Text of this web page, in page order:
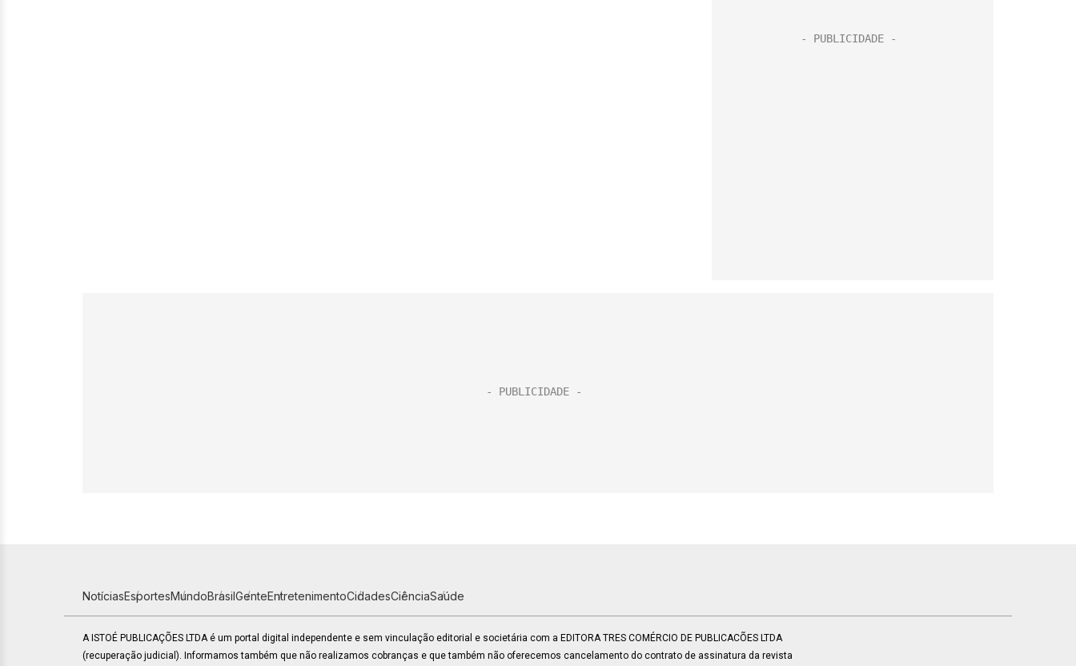
NotíciasEsportesMundoBrasilGenteEntretenimentoCidadesCiênciaSaúde
A ISTOÉ PUBLICAÇÕES LTDA é um portal digital independente e sem vinculação editorial e societária com a EDITORA TRES COMÉRCIO DE PUBLICACÕES LTDA
(recuperação judicial). Informamos também que não realizamos cobranças e que também não oferecemos cancelamento do contrato de assinatura da revista